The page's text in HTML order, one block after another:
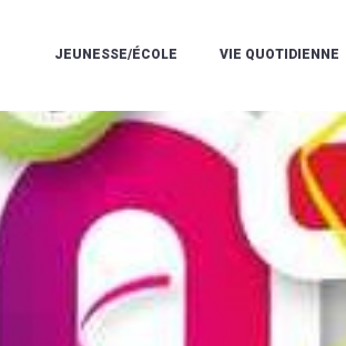
JEUNESSE/ÉCOLE
L'ACCUEIL
DE
LOISIRS
MERCREDIS
RÉCRÉATIFS
RESTAURANT
SCOLAIRE
ÉCOLES
VIE QUOTIDIENNE
ESPACE
DE
VIE
SOCIALE
QUELQUES
ENVIRONNEMENT